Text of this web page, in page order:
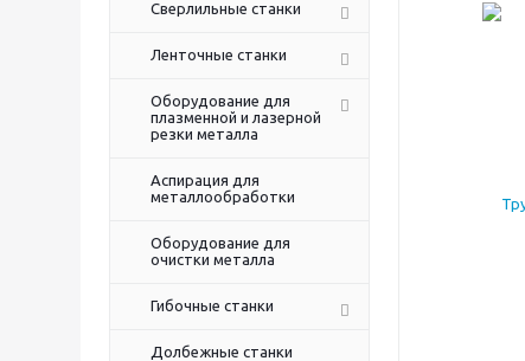
Сверлильные станки
Ленточные станки
Оборудование для
плазменной и лазерной
резки металла
Аспирация для
металлообработки
Оборудование для
очистки металла
Гибочные станки
Долбежные станки